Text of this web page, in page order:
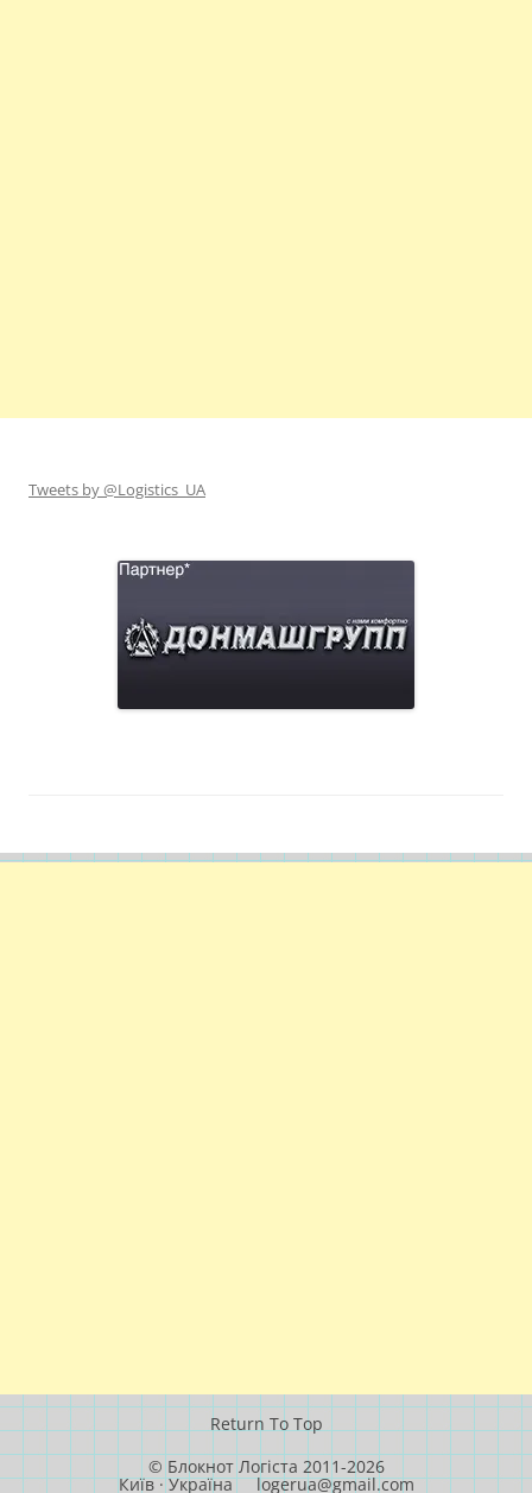
Tweets by @Logistics_UA
Return To Top
© Блокнот Логіста 2011-2026
Київ · Україна
logerua@gmail.com